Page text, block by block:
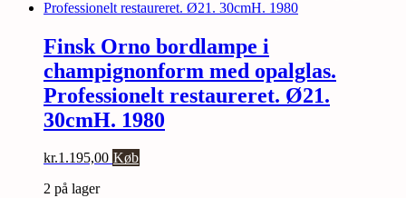
Finsk Orno bordlampe i
champignonform med opalglas.
Professionelt restaureret. Ø21.
30cmH. 1980
kr.1.195,00 Køb
2 på lager